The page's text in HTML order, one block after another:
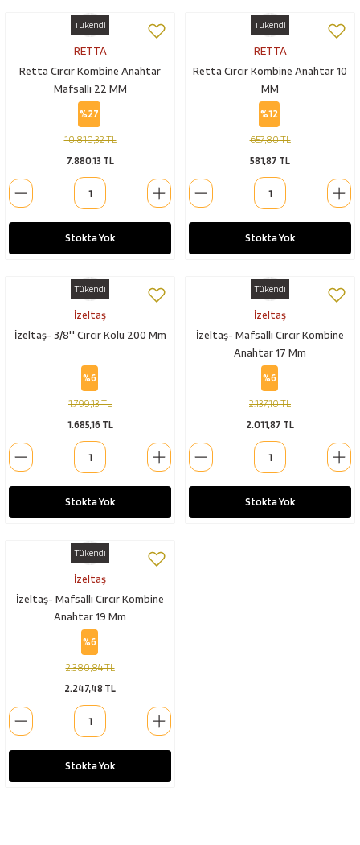
Tükendi
RETTA
Retta Cırcır Kombine Anahtar
Mafsallı 22 MM
%27
10.810,32 TL
7.880,13 TL
Stokta Yok
Tükendi
RETTA
Retta Cırcır Kombine Anahtar 10
MM
%12
657,80 TL
581,87 TL
Stokta Yok
Tükendi
İzeltaş
İzeltaş- 3/8'' Cırcır Kolu 200 Mm
%6
1.799,13 TL
1.685,16 TL
Stokta Yok
Tükendi
İzeltaş
İzeltaş- Mafsallı Cırcır Kombine
Anahtar 17 Mm
%6
2.137,10 TL
2.011,87 TL
Stokta Yok
Tükendi
İzeltaş
İzeltaş- Mafsallı Cırcır Kombine
Anahtar 19 Mm
%6
2.380,84 TL
2.247,48 TL
Stokta Yok